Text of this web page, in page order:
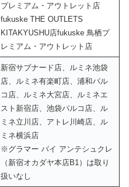
プレミアム・アウトレット店
fukuske THE OUTLETS
KITAKYUSHU店fukuske 鳥栖プ
レミアム・アウトレット店
新宿サブナード店、ルミネ池袋
店、ルミネ有楽町店、浦和パル
コ店、ルミネ大宮店、ルミネエ
スト新宿店、池袋パルコ店、ル
ミネ立川店、アトレ川崎店、ル
ミネ横浜店
※グラマー バイ アンテシュクレ
（新宿オカダヤ本店B1）は取り
扱いなし